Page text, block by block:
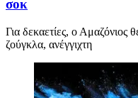
σοκ
Για δεκαετίες, ο Αμαζόνιος
ζούγκλα, ανέγγιχτη